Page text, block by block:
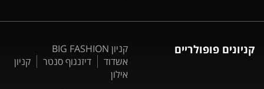
קניונים פופולריים
קניון BIG FASHION
אשדוד
דיזנגוף סנטר
קניון
אילון